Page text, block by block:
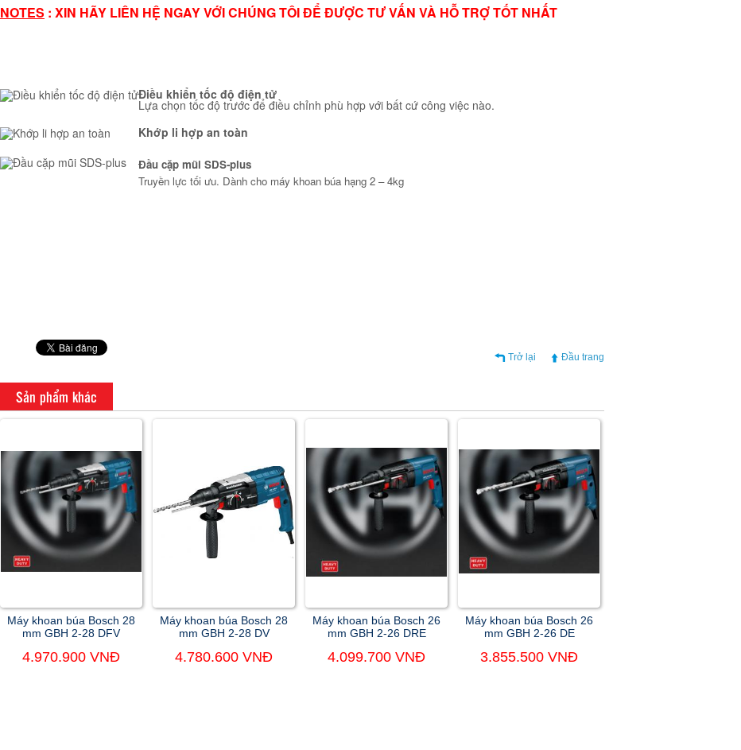
NOTES : XIN HÃY LIÊN HỆ NGAY VỚI CHÚNG TÔI ĐỂ ĐƯỢC TƯ VẤN VÀ HỖ TRỢ TỐT NHẤT
Điều khiển tốc độ điện tử
Lựa chọn tốc độ trước để điều chỉnh phù hợp với bất cứ công việc nào.
Khớp li hợp an toàn
Đầu cặp mũi SDS-plus
Truyền lực tối ưu. Dành cho máy khoan búa hạng 2 – 4kg
Trở lại Đầu trang
Sản phẩm khác
Máy khoan búa Bosch 28
mm GBH 2-28 DFV
4.970.900 VNĐ
Máy khoan búa Bosch 28
mm GBH 2-28 DV
4.780.600 VNĐ
Máy khoan búa Bosch 26
mm GBH 2-26 DRE
4.099.700 VNĐ
Máy khoan búa Bosch 26
mm GBH 2-26 DE
3.855.500 VNĐ